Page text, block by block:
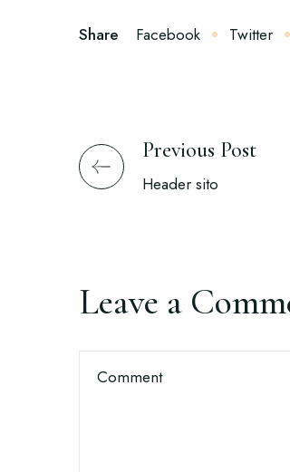
Share Facebook Twitter
Previous Post
Header sito
Leave a
Comment